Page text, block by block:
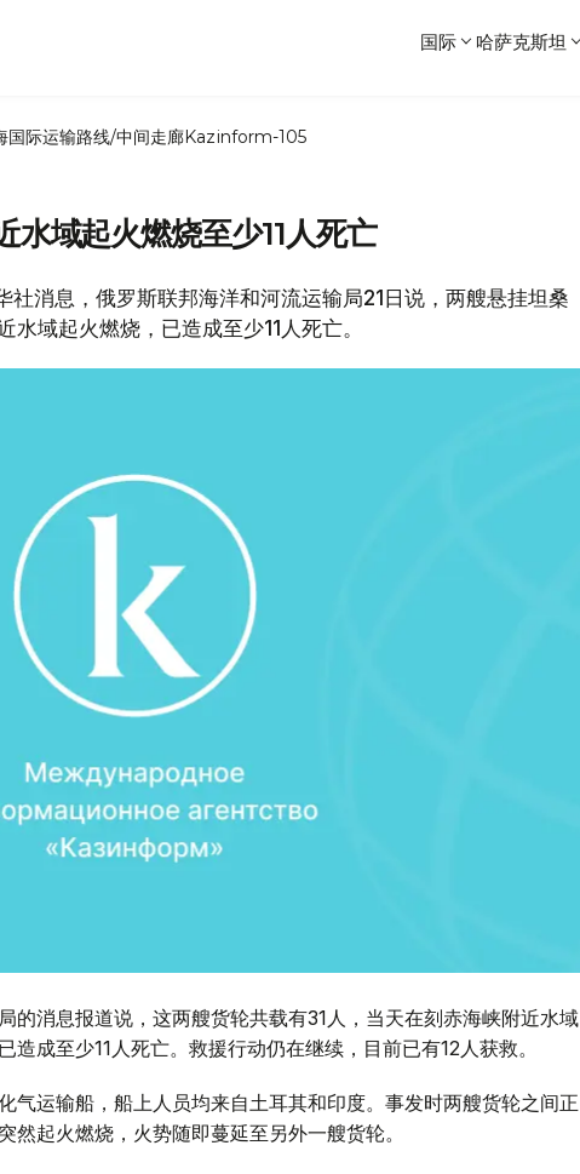
国际 哈萨克斯坦
国际运输路线/中间走廊Kazinform-105
水域起火燃烧至少11人死亡
消息，俄罗斯联邦海洋和河流运输局21日说，两艘悬挂坦桑
域起火燃烧，已造成至少11人死亡。
的消息报道说，这两艘货轮共载有31人，当天在刻赤海峡附近水域
成至少11人死亡。救援行动仍在继续，目前已有12人获救。
气运输船，船上人员均来自土耳其和印度。事发时两艘货轮之间正
起火燃烧，火势随即蔓延至另外一艘货轮。